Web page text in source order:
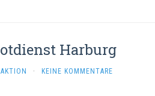
Harburg
· KEINE KOMMENTARE